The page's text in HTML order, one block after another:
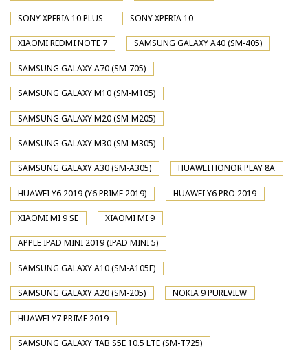
SONY XPERIA 10 PLUS SONY XPERIA 10
XIAOMI REDMI NOTE 7 SAMSUNG GALAXY A40 (SM-405)
SAMSUNG GALAXY A70 (SM-705)
SAMSUNG GALAXY M10 (SM-M105)
SAMSUNG GALAXY M20 (SM-M205)
SAMSUNG GALAXY M30 (SM-M305)
SAMSUNG GALAXY A30 (SM-A305) HUAWEI HONOR PLAY 8A
HUAWEI Y6 2019 (Y6 PRIME 2019) HUAWEI Y6 PRO 2019
XIAOMI MI 9 SE XIAOMI MI 9
APPLE IPAD MINI 2019 (IPAD MINI 5)
SAMSUNG GALAXY A10 (SM-A105F)
SAMSUNG GALAXY A20 (SM-205) NOKIA 9 PUREVIEW
HUAWEI Y7 PRIME 2019
SAMSUNG GALAXY TAB S5E 10.5 LTE (SM-T725)